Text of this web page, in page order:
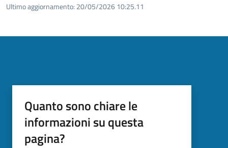
Ultimo aggiornamento: 20/05/2026 10:25.11
Quanto sono chiare le
informazioni su questa
pagina?